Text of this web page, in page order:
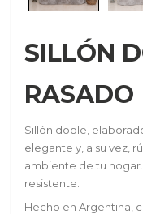
SILLÓN
RASADO
Sillón doble,
elegante y, a su vez,
ambiente de tu
resistente.
Hecho en Argentina,